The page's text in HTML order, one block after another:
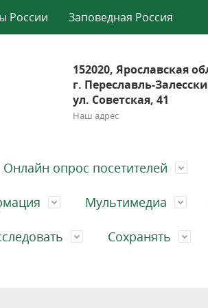
России Заповедная Россия
152020, Ярославская
г. Переславль-
ул. Советская, 41
Наш адрес
Онлайн опрос посетителей
Мультимедиа
Сохранять